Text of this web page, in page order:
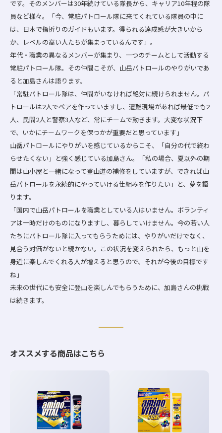
です。そのメンバーは30年続けている隊長から、キャリア10年程の隊
員など様々。「今、常駐パトロール隊に来てくれている隊員の中に
は、日本で指折りのガイドもいます。得られる達成感が大きいから
か、レベルの高い人たちが集まっているんです」。
年代・職業の異なるメンバーが集まり、一つのチームとして活動する
常駐パトロール隊。その仲間こそが、山岳パトロールのやりがいであ
ると加島さんは語ります。
「常駐パトロール隊は、仲間がいなければ絶対に続けられません。パ
トロールは2人でペアを作っていますし、遭難現場があれば最低でも2
人、民間2人と警察3人など、常にチームで動きます。大変な状況下
で、いかにチームワークを保つかが重要だと思っています」
山岳パトロールにやりがいを感じているからこそ、「自分の代で終わ
らせたくない」と強く感じている加島さん。「私の場合、夏以外の期
間は山小屋と一緒になって登山道の補修をしていますが、できれば山
岳パトロールを永続的にやっていける仕組みを作りたい」と、夢を語
ります。
「国内で山岳パトロールを職業としている人はいません。ボランティ
アは一時だけのものになりますし、暮らしていけません。今の若い人
たちにパトロール隊に入ってもらうためには、やりがいだけでなく、
見合う対価がないと続かない。この状況を変えられたら、もっと山を
身近に楽しんでくれる人が増えると思うので、それが今後の目標です
ね」
未来の世代にも安全に登山を楽しんでもらうために、加島さんの挑戦
は続きます。
オススメする商品はこちら